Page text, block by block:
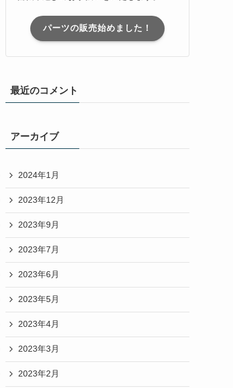
パーツの販売始めました！
最近のコメント
アーカイブ
2024年1月
2023年12月
2023年9月
2023年7月
2023年6月
2023年5月
2023年4月
2023年3月
2023年2月